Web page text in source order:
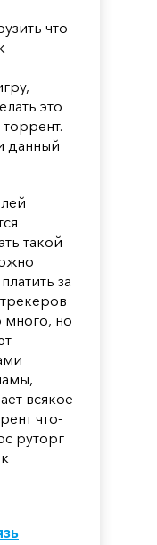
что-
это
данный
такой
за
много, но
всякое
что-
руторг